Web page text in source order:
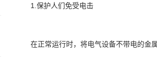
1.保护人们免受电击
在正常运行时，将电气设备不带电的金属